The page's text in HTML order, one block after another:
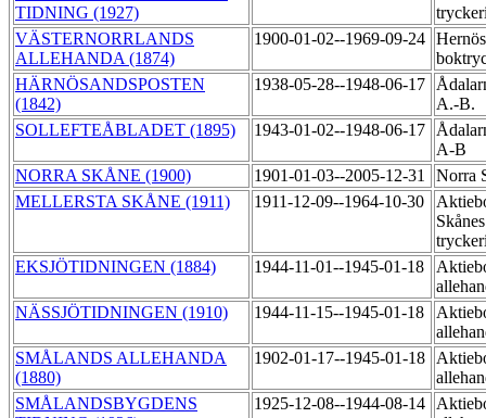
TIDNING (1927)
VÄSTERNORRLANDS
ALLEHANDA (1874)
1900-01-02--1969-09-24
HÄRNÖSANDSPOSTEN
(1842)
1938-05-28--1948-06-17
A.-B.
SOLLEFTEÅBLADET (1895)
1943-01-02--1948-06-17
A-B
NORRA SKÅNE (1900)
1901-01-03--2005-12-31
Norra
MELLERSTA SKÅNE (1911)
1911-12-09--1964-10-30
EKSJÖTIDNINGEN (1884)
1944-11-01--1945-01-18
NÄSSJÖTIDNINGEN (1910)
1944-11-15--1945-01-18
SMÅLANDS ALLEHANDA
(1880)
1902-01-17--1945-01-18
SMÅLANDSBYGDENS
1925-12-08--1944-08-14